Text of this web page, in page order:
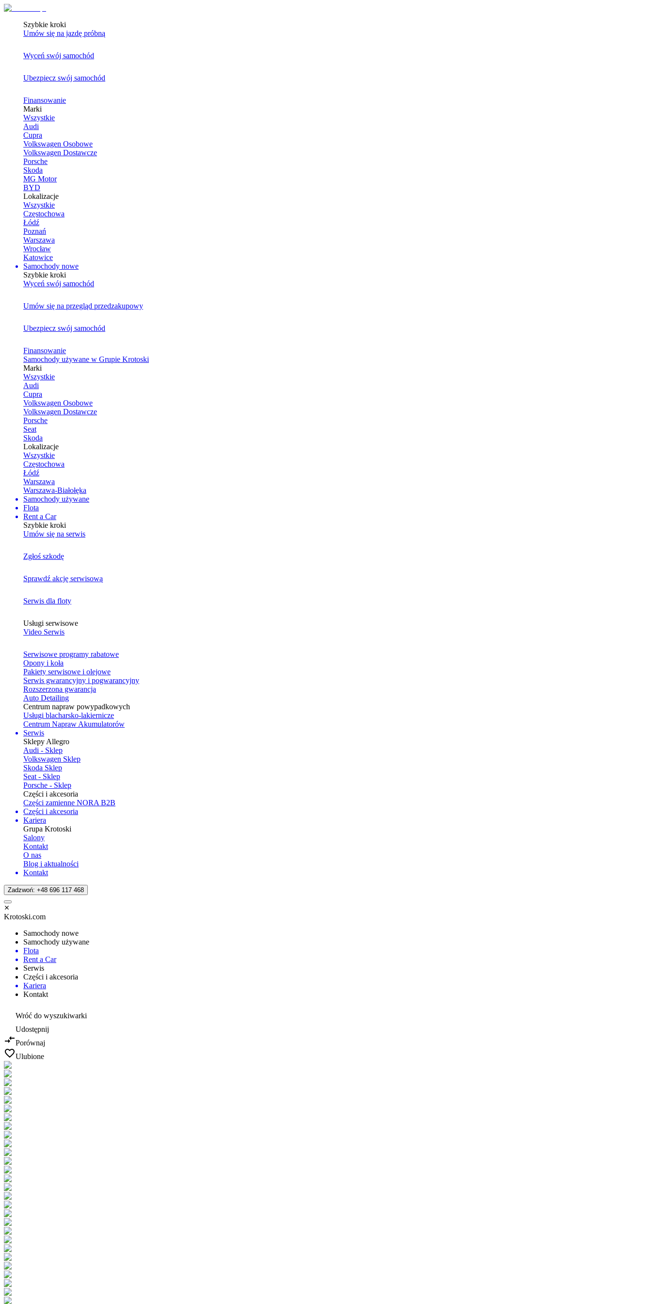
Szybkie kroki
Umów się na jazdę próbną
Wyceń swój samochód
Ubezpiecz swój samochód
Finansowanie
Marki
Wszystkie
Audi
Cupra
Volkswagen Osobowe
Volkswagen Dostawcze
Porsche
Skoda
MG Motor
BYD
Lokalizacje
Wszystkie
Częstochowa
Łódź
Poznań
Warszawa
Wrocław
Katowice
Samochody nowe
Szybkie kroki
Wyceń swój samochód
Umów się na przegląd przedzakupowy
Ubezpiecz swój samochód
Finansowanie
Samochody używane w Grupie Krotoski
Marki
Wszystkie
Audi
Cupra
Volkswagen Osobowe
Volkswagen Dostawcze
Porsche
Seat
Skoda
Lokalizacje
Wszystkie
Częstochowa
Łódź
Warszawa
Warszawa-Białołęka
Samochody używane
Flota
Rent a Car
Szybkie kroki
Umów się na serwis
Zgłoś szkodę
Sprawdź akcję serwisową
Serwis dla floty
Usługi serwisowe
Video Serwis
Serwisowe programy rabatowe
Opony i koła
Pakiety serwisowe i olejowe
Serwis gwarancyjny i pogwarancyjny
Rozszerzona gwarancja
Auto Detailing
Centrum napraw powypadkowych
Usługi blacharsko-lakiernicze
Centrum Napraw Akumulatorów
Serwis
Sklepy Allegro
Audi - Sklep
Volkswagen Sklep
Skoda Sklep
Seat - Sklep
Porsche - Sklep
Części i akcesoria
Części zamienne NORA B2B
Części i akcesoria
Kariera
Grupa Krotoski
Salony
Kontakt
O nas
Blog i aktualności
Kontakt
Zadzwoń: +48 696 117 468
Krotoski.com
Samochody nowe
Samochody używane
Flota
Rent a Car
Serwis
Części i akcesoria
Kariera
Kontakt
Wróć do wyszukiwarki
Udostępnij
Porównaj
Ulubione